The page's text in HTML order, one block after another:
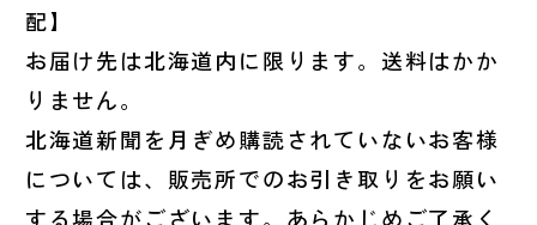
配】
お届け先は北海道内に限ります。送料はかか
りません。
北海道新聞を月ぎめ購読されていないお客様
については、販売所でのお引き取りをお願い
する場合がございます。あらかじめご了承く